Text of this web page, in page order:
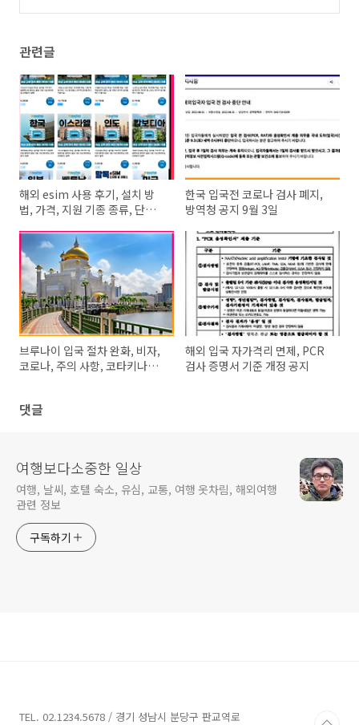
관련글
해외 esim 사용 후기, 설치 방
법, 가격, 지원 기종 종류, 단점
한국 입국전 코로나 검사 폐지,
방역청 공지 9월 3일
브루나이 입국 절차 완화, 비자,
코로나, 주의 사항, 코타키나발
해외 입국 자가격리 면제, PCR
검사 증명서 기준 개정 공지
댓글
여행보다소중한 일상
여행, 날씨, 호텔 숙소, 유심, 교통, 여행 옷차림, 해외여행
관련 정보
구독하기
TEL. 02.1234.5678 / 경기 성남시 분당구 판교역로